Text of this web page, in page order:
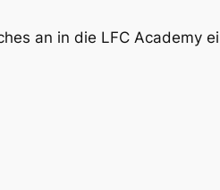
an in die LFC Academy